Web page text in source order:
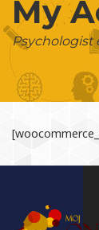
My
Psychologist